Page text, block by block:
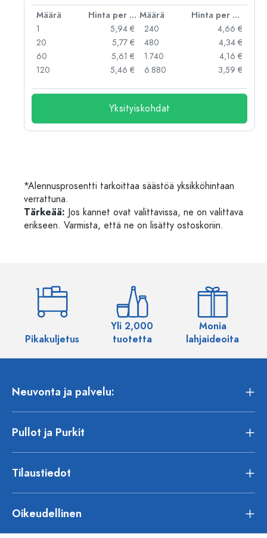
Määrä Hinta per kpl Määrä
Hinta per kpl
1
5,94 €
20
5,77 €
60
5,61 €
120
5,46 €
240
4,66 €
480
4,34 €
1.740
4,16 €
6.880
3,59 €
Yksityiskohdat
*Alennusprosentti tarkoittaa säästöä yksikköhintaan
verrattuna.
Tärkeää: Jos kannet ovat valittavissa, ne on valittava
erikseen. Varmista, että ne on lisätty ostoskoriin.
Pikakuljetus
Yli 2,000
tuotetta
Monia
lahjaideoita
Neuvonta ja palvelu:
Pullot ja Purkit
Tilaustiedot
Oikeudellinen